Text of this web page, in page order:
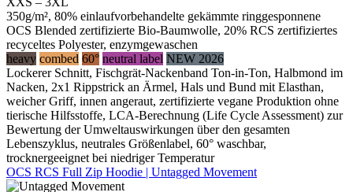
350g/m², 80% einlaufvorbehandelte gekämmte ringgesponnene
OCS Blended zertifizierte Bio-Baumwolle, 20% RCS zertifiziertes
recyceltes Polyester, enzymgewaschen
heavy combed 60° neutral label NEW 2026
Lockerer Schnitt, Fischgrät-Nackenband Ton-in-Ton, Halbmond im
Nacken, 2x1 Rippstrick an Ärmel, Hals und Bund mit Elasthan,
weicher Griff, innen angeraut, zertifizierte vegane Produktion ohne
tierische Hilfsstoffe, LCA-Berechnung (Life Cycle Assessment) zur
Bewertung der Umweltauswirkungen über den gesamten
Lebenszyklus, neutrales Größenlabel, 60° waschbar,
trocknergeeignet bei niedriger Temperatur
OCS RCS Full Zip Hoodie | Untagged Movement